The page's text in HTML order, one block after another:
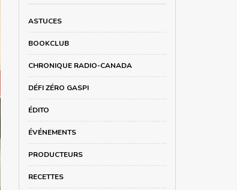
ASTUCES
BOOKCLUB
CHRONIQUE RADIO-CANADA
DÉFI ZÉRO GASPI
ÉDITO
ÉVÉNEMENTS
PRODUCTEURS
RECETTES